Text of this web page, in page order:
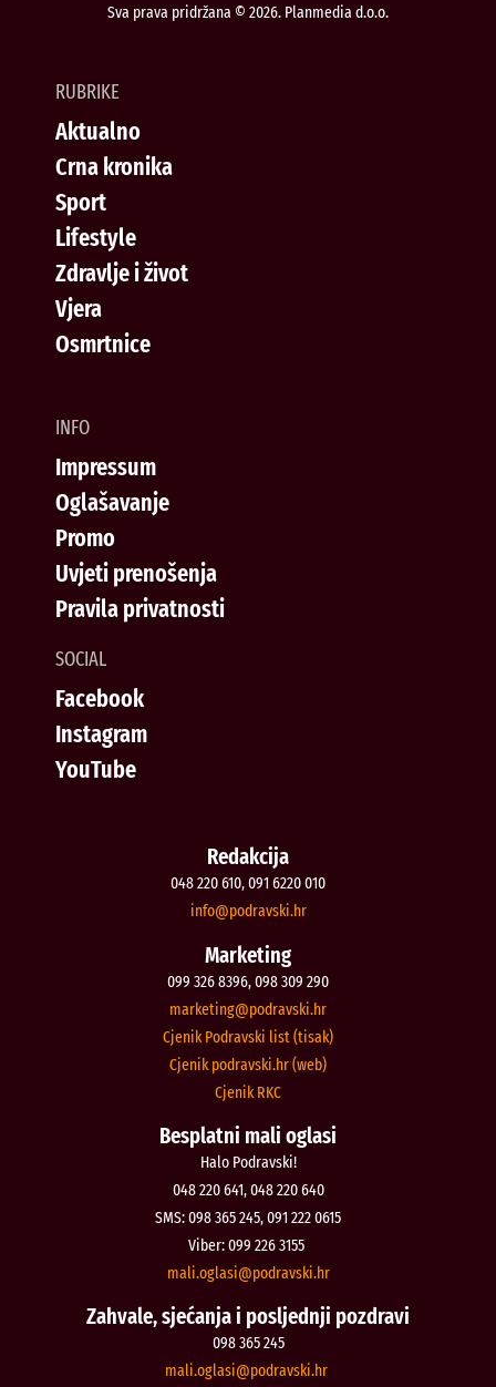
Sva prava pridržana © 2026. Planmedia d.o.o.
RUBRIKE
Aktualno
Crna kronika
Sport
Lifestyle
Zdravlje i život
Vjera
Osmrtnice
INFO
Impressum
Oglašavanje
Promo
Uvjeti prenošenja
Pravila privatnosti
SOCIAL
Facebook
Instagram
YouTube
Redakcija
048 220 610, 091 6220 010
rh.iksvardop
@ofni
Marketing
099 326 8396, 098 309 290
rh.iksvardop
@gnitekram
Cjenik Podravski list (tisak)
Cjenik podravski.hr (web)
Cjenik RKC
Besplatni mali oglasi
Halo Podravski!
048 220 641, 048 220 640
SMS: 098 365 245, 091 222 0615
Viber: 099 226 3155
rh.iksvardop
@isalgo.ilam
Zahvale, sjećanja i posljednji pozdravi
098 365 245
rh.iksvardop
@isalgo.ilam